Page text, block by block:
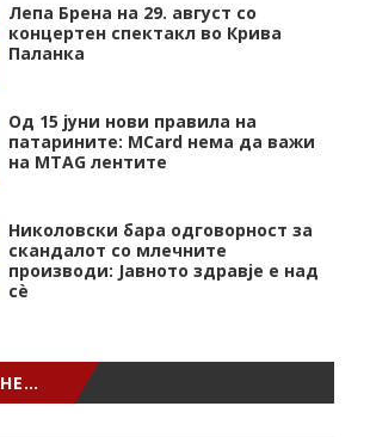
Лепа Брена на 29. август со
концертен спектакл во Крива
Паланка
Од 15 јуни нови правила на
патарините: MCard нема да важи
на MTAG лентите
Николовски бара одговорност за
скандалот со млечните
производи: Јавното здравје е над
сѐ